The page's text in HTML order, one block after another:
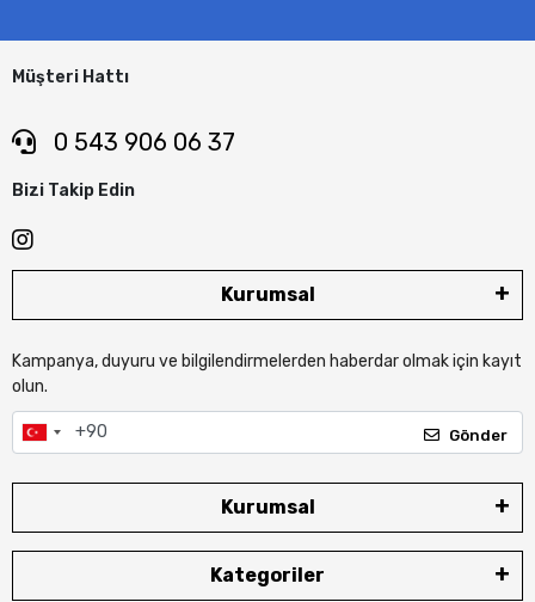
Müşteri Hattı
0 543 906 06 37
Bizi Takip Edin
Kurumsal
Kampanya, duyuru ve bilgilendirmelerden haberdar olmak için kayıt
olun.
Gönder
Kurumsal
Kategoriler